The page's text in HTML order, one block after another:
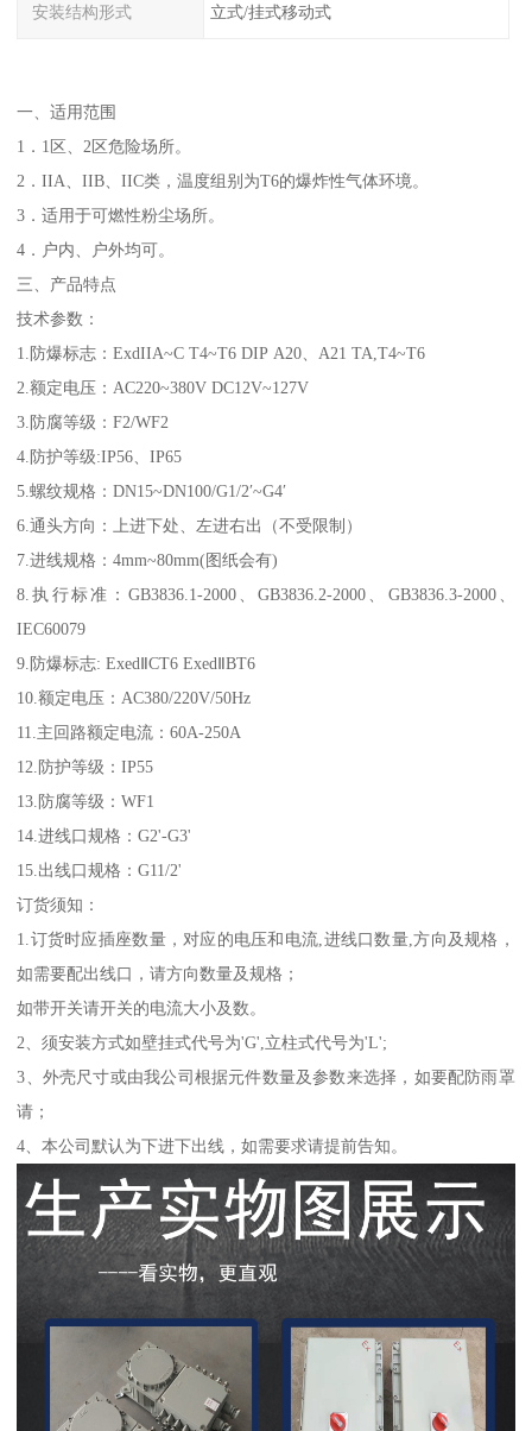
安装结构形式 立式/挂式移动式
一、适用范围
1．1区、2区危险场所。
2．IIA、IIB、IIC类，温度组别为T6的爆炸性气体环境。
3．适用于可燃性粉尘场所。
4．户内、户外均可。
三、产品特点
技术参数：
1.防爆标志：ExdIIA~C T4~T6 DIP A20、A21 TA,T4~T6
2.额定电压：AC220~380V DC12V~127V
3.防腐等级：F2/WF2
4.防护等级:IP56、IP65
5.螺纹规格：DN15~DN100/G1/2′~G4′
6.通头方向：上进下处、左进右出（不受限制）
7.进线规格：4mm~80mm(图纸会有)
8.执行标准：GB3836.1-2000、GB3836.2-2000、GB3836.3-2000、
IEC60079
9.防爆标志: ExedⅡCT6 ExedⅡBT6
10.额定电压：AC380/220V/50Hz
11.主回路额定电流：60A-250A
12.防护等级：IP55
13.防腐等级：WF1
14.进线口规格：G2'-G3'
15.出线口规格：G11/2'
订货须知：
1.订货时应插座数量，对应的电压和电流,进线口数量,方向及规格，
如需要配出线口，请方向数量及规格；
如带开关请开关的电流大小及数。
2、须安装方式如壁挂式代号为'G',立柱式代号为'L';
3、外壳尺寸或由我公司根据元件数量及参数来选择，如要配防雨罩
请；
4、本公司默认为下进下出线，如需要求请提前告知。